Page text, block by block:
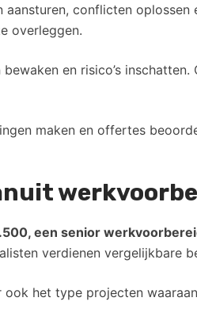
conflicten oplossen
overleggen.
en risico’s inschatten.
maken en offertes
een senior
verdienen vergelijkbare
het type projecten